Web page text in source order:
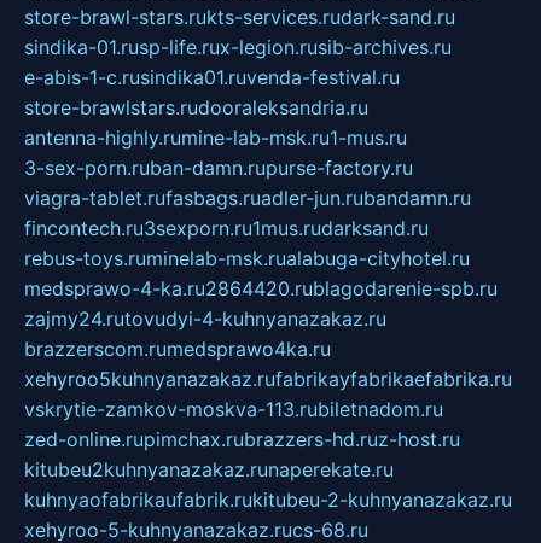
store-brawl-stars.rukts-services.rudark-sand.ru
sindika-01.rusp-life.rux-legion.rusib-archives.ru
e-abis-1-c.rusindika01.ruvenda-festival.ru
store-brawlstars.rudooraleksandria.ru
antenna-highly.rumine-lab-msk.ru1-mus.ru
3-sex-porn.ruban-damn.rupurse-factory.ru
viagra-tablet.rufasbags.ruadler-jun.rubandamn.ru
fincontech.ru3sexporn.ru1mus.rudarksand.ru
rebus-toys.ruminelab-msk.rualabuga-cityhotel.ru
medsprawo-4-ka.ru2864420.rublagodarenie-spb.ru
zajmy24.rutovudyi-4-kuhnyanazakaz.ru
brazzerscom.rumedsprawo4ka.ru
xehyroo5kuhnyanazakaz.rufabrikayfabrikaefabrika.ru
vskrytie-zamkov-moskva-113.rubiletnadom.ru
zed-online.rupimchax.rubrazzers-hd.ruz-host.ru
kitubeu2kuhnyanazakaz.runaperekate.ru
kuhnyaofabrikaufabrik.rukitubeu-2-kuhnyanazakaz.ru
xehyroo-5-kuhnyanazakaz.rucs-68.ru